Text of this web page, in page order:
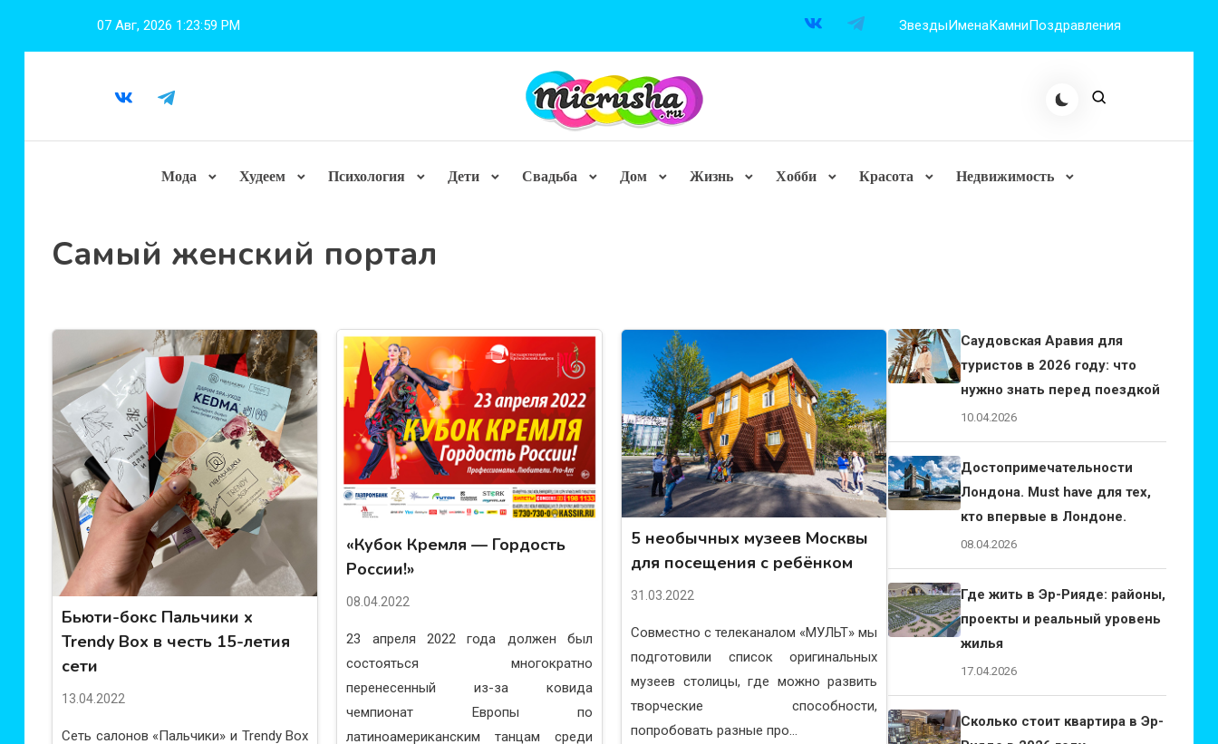
07 Авг, 2026 1:24:00 PM ЗвездыИменаКамниПоздравления
Мода Худеем Психология Дети Свадьба Дом Жизнь Хобби Красота Недвижимость
Самый женский портал
Бьюти-бокс Пальчики х
Trendy Box в честь 15-летия
сети
13.04.2022
Сеть салонов «Пальчики» и Trendy Box
«Кубок Кремля — Гордость
России!»
08.04.2022
23 апреля 2022 года должен был
состояться многократно
перенесенный из-за ковида
чемпионат Европы по
латиноамериканским танцам среди
5 необычных музеев Москвы
для посещения с ребёнком
31.03.2022
Совместно с телеканалом «МУЛЬТ» мы
подготовили список оригинальных
музеев столицы, где можно развить
творческие способности,
попробовать разные про...
Саудовская Аравия для
туристов в 2026 году: что
нужно знать перед поездкой
10.04.2026
Достопримечательности
Лондона. Must have для тех,
кто впервые в Лондоне.
08.04.2026
Где жить в Эр-Рияде: районы,
проекты и реальный уровень
жилья
17.04.2026
Сколько стоит квартира в Эр-